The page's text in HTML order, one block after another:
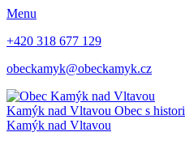
Menu
+420 318 677 129
obeckamyk@obeckamyk.cz
Kamýk nad Vltavou Obec s histori
Kamýk nad Vltavou